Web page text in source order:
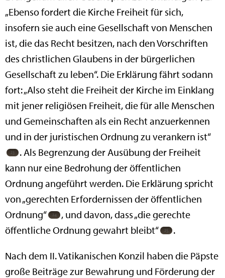
„Ebenso fordert die Kirche Freiheit für sich,
insofern sie auch eine Gesellschaft von Menschen
ist, die das Recht besitzen, nach den Vorschriften
des christlichen Glaubens in der bürgerlichen
Gesellschaft zu leben“. Die Erklärung fährt sodann
fort: „Also steht die Freiheit der Kirche im Einklang
mit jener religiösen Freiheit, die für alle Menschen
und Gemeinschaften als ein Recht anzuerkennen
und in der juristischen Ordnung zu verankern ist“
. Als Begrenzung der Ausübung der Freiheit
kann nur eine Bedrohung der öffentlichen
Ordnung angeführt werden. Die Erklärung spricht
von „gerechten Erfordernissen der öffentlichen
Ordnung“
, und davon, dass „die gerechte
öffentliche Ordnung gewahrt bleibt“
.
Nach dem II. Vatikanischen Konzil haben die Päpste
große Beiträge zur Bewahrung und Förderung der